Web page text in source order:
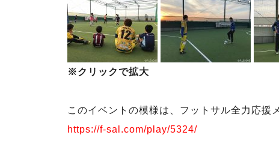
※クリックで拡大
このイベントの模様は、フットサル全力応援
https://f-sal.com/play/5324/